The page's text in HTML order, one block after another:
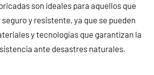
son ideales para aquellos que
y resistente, ya que se pueden
y tecnologías que garantizan la
ante desastres naturales.